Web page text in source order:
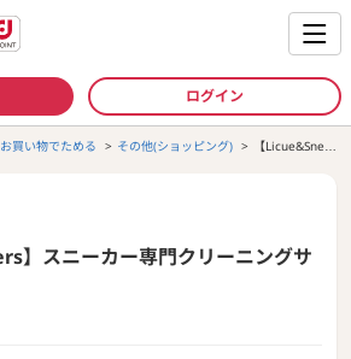
ログイン
お買い物でためる その他(ショッピング)
【Licue&Snea
】スニーカー専門クリーニングサ